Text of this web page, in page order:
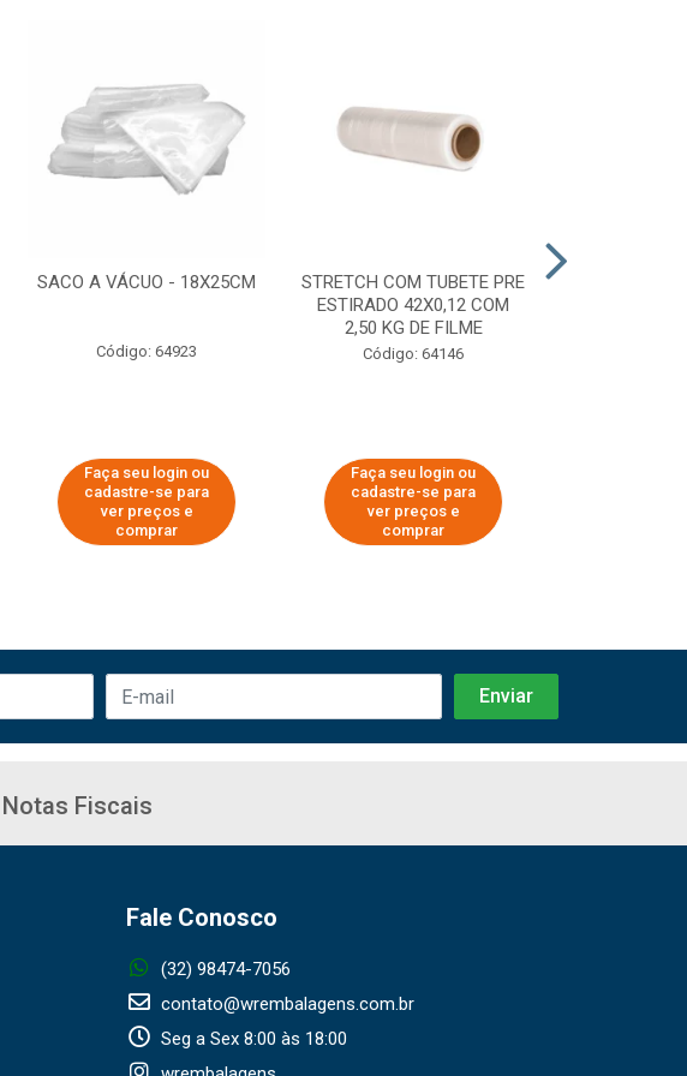
SACO A VÁCUO - 18X25CM
Código: 64923
Faça seu login ou
cadastre-se para
ver preços e
comprar
STRETCH COM TUBETE PRE
ESTIRADO 42X0,12 COM
2,50 KG DE FILME
Código: 64146
Faça seu login ou
cadastre-se para
ver preços e
comprar
Notas Fiscais
Fale Conosco
(32) 98474-7056
contato@wrembalagens.com.br
Seg a Sex 8:00 às 18:00